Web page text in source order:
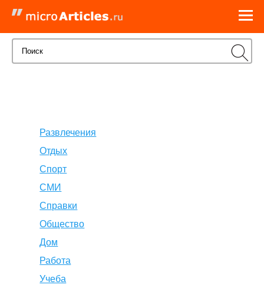
Развлечения
Отдых
Спорт
СМИ
Справки
Общество
Дом
Работа
Учеба